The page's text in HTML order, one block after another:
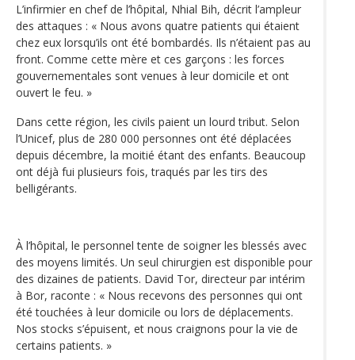
L’infirmier en chef de l’hôpital, Nhial Bih, décrit l’ampleur
des attaques : « Nous avons quatre patients qui étaient
chez eux lorsqu’ils ont été bombardés. Ils n’étaient pas au
front. Comme cette mère et ces garçons : les forces
gouvernementales sont venues à leur domicile et ont
ouvert le feu. »
Dans cette région, les civils paient un lourd tribut. Selon
l’Unicef, plus de 280 000 personnes ont été déplacées
depuis décembre, la moitié étant des enfants. Beaucoup
ont déjà fui plusieurs fois, traqués par les tirs des
belligérants.
À l’hôpital, le personnel tente de soigner les blessés avec
des moyens limités. Un seul chirurgien est disponible pour
des dizaines de patients. David Tor, directeur par intérim
à Bor, raconte : « Nous recevons des personnes qui ont
été touchées à leur domicile ou lors de déplacements.
Nos stocks s’épuisent, et nous craignons pour la vie de
certains patients. »